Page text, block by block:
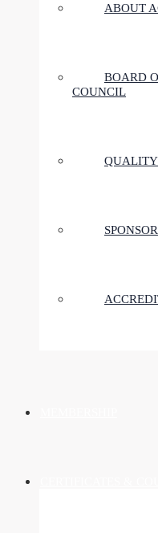
ABOUT
BOARD
COUNCIL
QUALITY